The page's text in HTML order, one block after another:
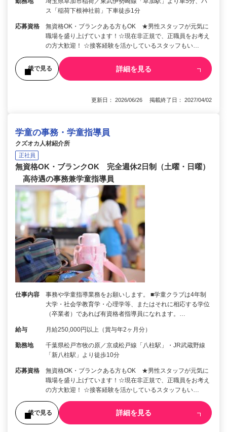
ス「稲荷下根神社前」下車徒歩1分
応募資格
無資格OK・ブランクある方もOK ★男性スタッフが元気に
職場を盛り上げています！☆現在非正規で、正職員をお考え
の方大歓迎！ ☆接客経験を活かしているスタッフもい…
後で見る 詳細を見る
更新日： 2026/06/26 掲載終了日： 2027/04/02
学童の事務・学童指導員
クズオカ人材紹介所
正社員
無資格OK・ブランクOK 完全週休2日制（土曜・日曜）
高待遇の事務兼学童指導員
仕事内容
事務や学童指導業務をお願いします。 ■学童クラブは4年制
大学・社会学教育学・心理学等、またはそれに相応する学位
（卒業者）であれば有資格者指導員になれます。…
給与 月給250,000円以上（賞与年2ヶ月分）
勤務地
千葉県松戸市牧の原／京成松戸線「八柱駅」・JR武蔵野線
「新八柱駅」より徒歩10分
応募資格
無資格OK・ブランクある方もOK ★男性スタッフが元気に
職場を盛り上げています！☆現在非正規で、正職員をお考え
の方大歓迎！ ☆接客経験を活かしているスタッフもい…
後で見る 詳細を見る